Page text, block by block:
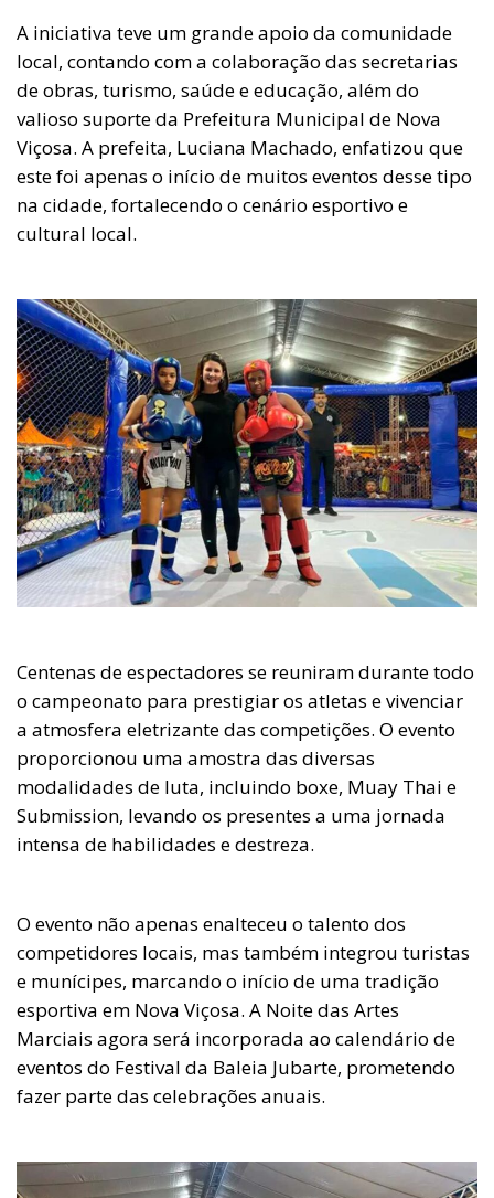
A iniciativa teve um grande apoio da comunidade
local, contando com a colaboração das secretarias
de obras, turismo, saúde e educação, além do
valioso suporte da Prefeitura Municipal de Nova
Viçosa. A prefeita, Luciana Machado, enfatizou que
este foi apenas o início de muitos eventos desse tipo
na cidade, fortalecendo o cenário esportivo e
cultural local.
Centenas de espectadores se reuniram durante todo
o campeonato para prestigiar os atletas e vivenciar
a atmosfera eletrizante das competições. O evento
proporcionou uma amostra das diversas
modalidades de luta, incluindo boxe, Muay Thai e
Submission, levando os presentes a uma jornada
intensa de habilidades e destreza.
O evento não apenas enalteceu o talento dos
competidores locais, mas também integrou turistas
e munícipes, marcando o início de uma tradição
esportiva em Nova Viçosa. A Noite das Artes
Marciais agora será incorporada ao calendário de
eventos do Festival da Baleia Jubarte, prometendo
fazer parte das celebrações anuais.